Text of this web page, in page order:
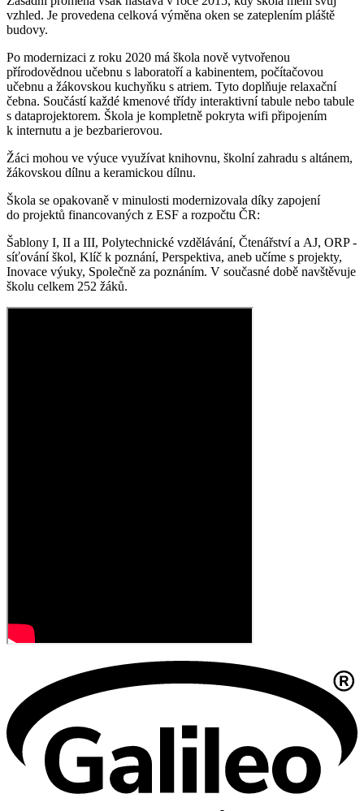
vzhled. Je provedena celková výměna oken se zateplením pláště
budovy.
Po modernizaci z roku 2020 má škola nově vytvořenou
přírodovědnou učebnu s laboratoří a kabinentem, počítačovou
učebnu a žákovskou kuchyňku s atriem. Tyto doplňuje relaxační
čebna. Součástí každé kmenové třídy interaktivní tabule nebo tabule
s dataprojektorem. Škola je kompletně pokryta wifi připojením
k internutu a je bezbarierovou.
Žáci mohou ve výuce využívat knihovnu, školní zahradu s altánem,
žákovskou dílnu a keramickou dílnu.
Škola se opakovaně v minulosti modernizovala díky zapojení
do projektů financovaných z ESF a rozpočtu ČR:
Šablony I, II a III, Polytechnické vzdělávání, Čtenářství a AJ, ORP -
síťování škol, Klíč k poznání, Perspektiva, aneb učíme s projekty,
Inovace výuky, Společně za poznáním. V současné době navštěvuje
školu celkem 252 žáků.